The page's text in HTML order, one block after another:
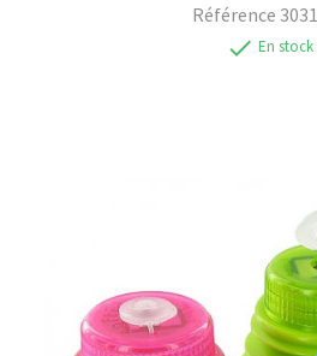
Référence
check En stock